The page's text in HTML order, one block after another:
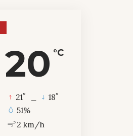
20 °C
21° 18°
51%
2 km/h